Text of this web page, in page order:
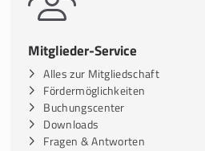
Mitglieder-Service
Alles zur Mitgliedschaft
Fördermöglichkeiten
Buchungscenter
Downloads
Fragen & Antworten